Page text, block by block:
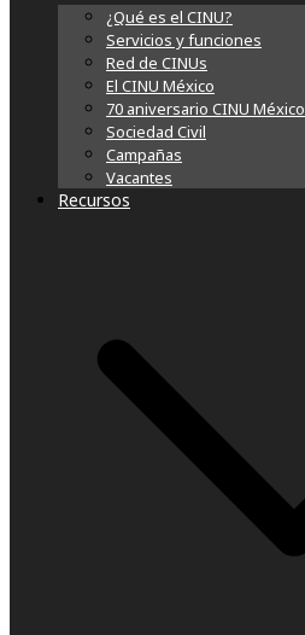
¿Qué es el CINU?
Servicios y funciones
Red de CINUs
El CINU México
70 aniversario CINU México
Sociedad Civil
Campañas
Vacantes
Recursos